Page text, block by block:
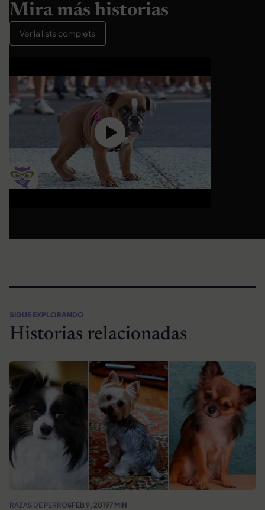
Mira más historias
Ver la lista completa
SIGUE EXPLORANDO
Historias relacionadas
RAZAS DE PERROSFEB 9, 20197 MIN